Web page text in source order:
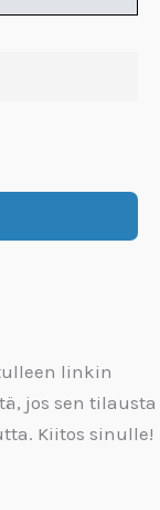
linkin
jos sen tilausta
Kiitos sinulle!